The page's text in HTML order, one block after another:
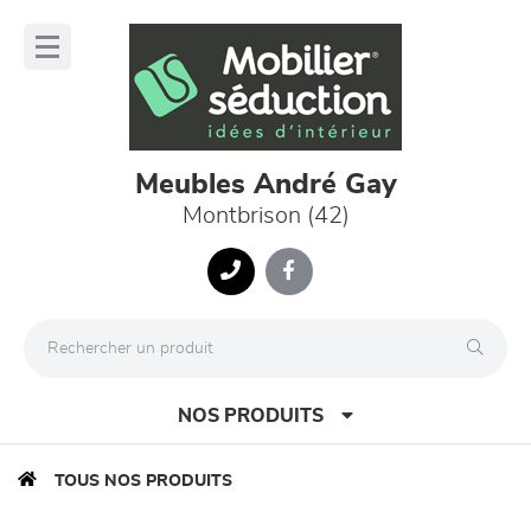
Meubles André Gay
Montbrison (42)
NOS PRODUITS
TOUS NOS PRODUITS